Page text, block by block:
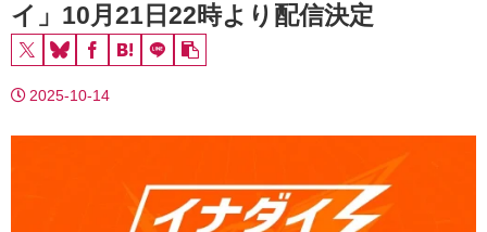
イ」10月21日22時より配信決定
2025-10-14